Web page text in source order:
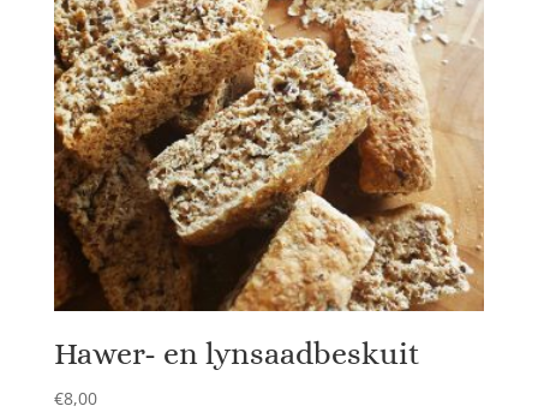
Hawer- en lynsaadbeskuit
€8,00